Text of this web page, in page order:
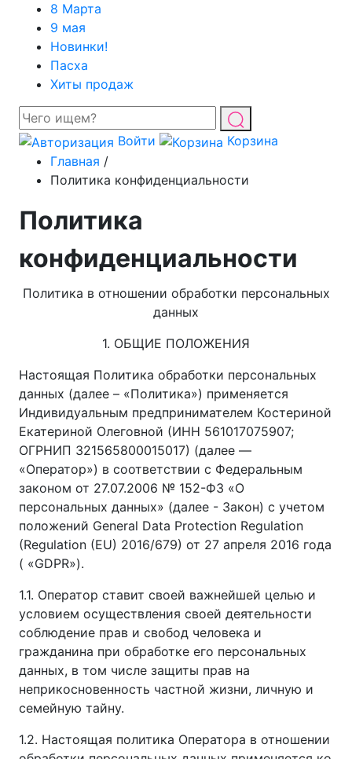
8 Марта
9 мая
Новинки!
Пасха
Хиты продаж
Войти
Корзина
Главная /
Политика конфиденциальности
Политика
конфиденциальности
Политика в отношении обработки персональных
данных
1. ОБЩИЕ ПОЛОЖЕНИЯ
Настоящая Политика обработки персональных
данных (далее – «Политика») применяется
Индивидуальным предпринимателем Костериной
Екатериной Олеговной (ИНН 561017075907;
ОГРНИП 321565800015017) (далее —
«Оператор») в соответствии с Федеральным
законом от 27.07.2006 № 152-ФЗ «О
персональных данных» (далее - Закон) с учетом
положений General Data Protection Regulation
(Regulation (EU) 2016/679) от 27 апреля 2016 года
( «GDPR»).
1.1. Оператор ставит своей важнейшей целью и
условием осуществления своей деятельности
соблюдение прав и свобод человека и
гражданина при обработке его персональных
данных, в том числе защиты прав на
неприкосновенность частной жизни, личную и
семейную тайну.
1.2. Настоящая политика Оператора в отношении